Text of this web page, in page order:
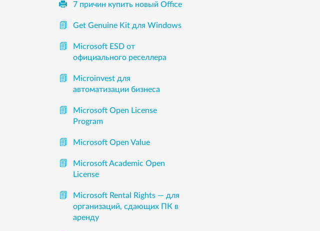
7 причин купить новый Office
Get Genuine Kit для Windows
Microsoft ESD от
официального реселлера
Microinvest для
автоматизации бизнеса
Microsoft Open License
Program
Microsoft Open Value
Microsoft Academic Open
License
Microsoft Rental Rights — для
организаций, сдающих ПК в
аренду